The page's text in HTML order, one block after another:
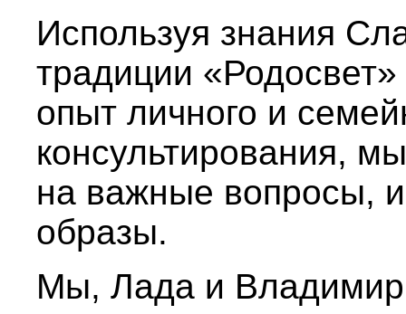
Используя знания
традиции
опыт личного и
консультирования,
на важные вопросы,
образы.
Мы, Лада и Владимир